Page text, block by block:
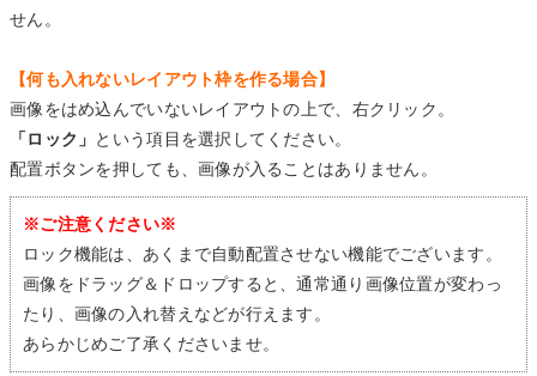
せん。
【何も入れないレイアウト枠を作る場合】
画像をはめ込んでいないレイアウトの上で、右クリック。
「ロック」 という項目を選択してください。
配置ボタンを押しても、画像が入ることはありません。
※ご注意ください※
ロック機能は、あくまで自動配置させない機能でございます。
画像をドラッグ＆ドロップすると、通常通り画像位置が変わっ
たり、画像の入れ替えなどが行えます。
あらかじめご了承くださいませ。